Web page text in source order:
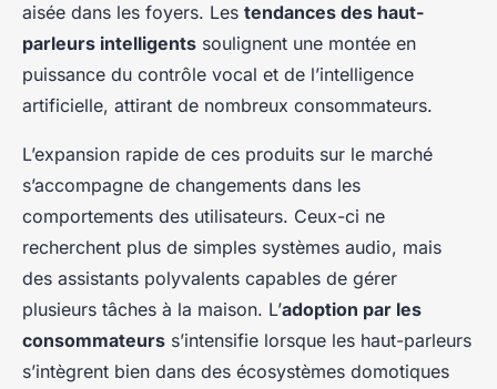
aisée dans les foyers. Les tendances des haut-
parleurs intelligents soulignent une montée en
puissance du contrôle vocal et de l’intelligence
artificielle, attirant de nombreux consommateurs.
L’expansion rapide de ces produits sur le marché
s’accompagne de changements dans les
comportements des utilisateurs. Ceux-ci ne
recherchent plus de simples systèmes audio, mais
des assistants polyvalents capables de gérer
plusieurs tâches à la maison. L’adoption par les
consommateurs s’intensifie lorsque les haut-parleurs
s’intègrent bien dans des écosystèmes domotiques